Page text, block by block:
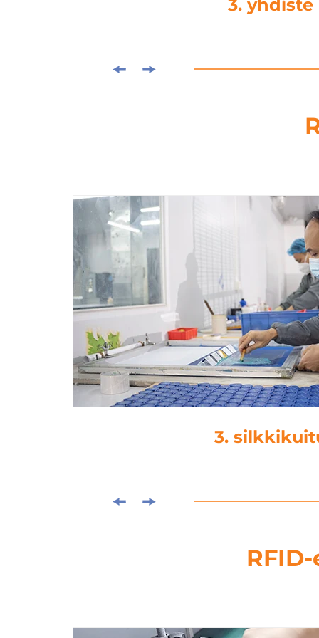
4.
4.